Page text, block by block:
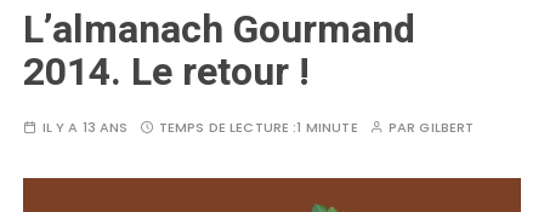
L’almanach Gourmand
2014. Le retour !
IL Y A 13 ANS TEMPS DE LECTURE :1 MINUTE PARGILBERT